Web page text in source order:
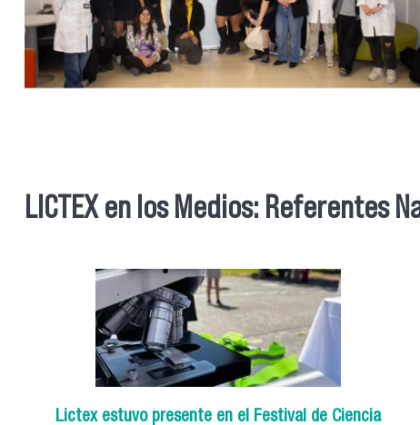
LICTEX en los Medios: Referentes
Lictex estuvo presente en el Festival de Ciencia